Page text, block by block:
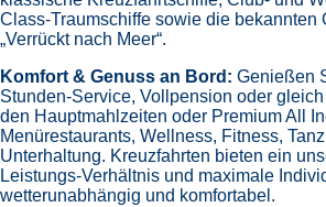
Class-Traumschiffe sowie die bekannten
„Verrückt nach Meer“.
Komfort & Genuss an Bord: Genießen
Stunden-Service, Vollpension oder gleich
den Hauptmahlzeiten oder Premium All
Menürestaurants, Wellness, Fitness,
Unterhaltung. Kreuzfahrten bieten ein
Leistungs-Verhältnis und maximale
wetterunabhängig und komfortabel.